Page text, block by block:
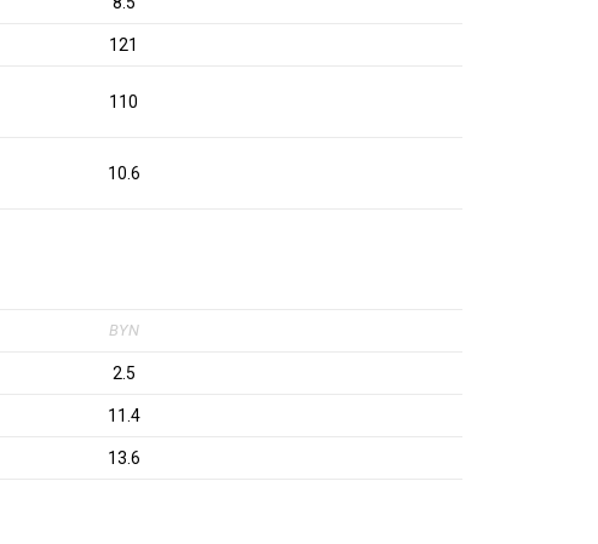
121
110
10.6
BYN
2.5
11.4
13.6